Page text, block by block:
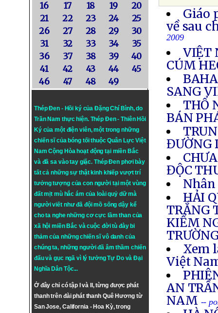
16
17 18 19
20
21
22 23 24
25
26
27 28 29
30
31
32 33 34
35
36
37 38 39
40
41
42 43 44
45
46
47 48 49
Thép Đen - Hồi ký của Đặng Chí Bình, do
Trần Nam thực hiện. Thép Đen- Thiên Hồi
Ký của một điện viên, một trong những
chiến sĩ của bóng tối thuộc Quân Lực Việt
Nam Cộng Hòa hoạt động tại miền Bắc
và đã sa vào tay giặc. Thép Đen phơi bày
tất cả những sự thật kinh khiếp vượt trí
tưởng tượng của con người tại một vùng
đất mịt mù hắc ám của loài quỷ dữ mà
người viết như đã đội mồ sống dậy kể
cho ta nghe những cơ cực lầm than của
xã hội miền Bắc và cuộc đời tù đày bi
thảm của những chiến sĩ vô danh của
chúng ta, những người đã âm thầm chiến
đấu và gục ngã vì lý tưởngTự DovàĐại
Nghĩa Dân Tộc...
Ở đây chỉ có tập I và II, từng được phát
thanh trên đài phát thanh Quê Hương từ
San Jose, California - Hoa Kỳ, trong
Giáo
về sau
2009
VIỆT
CÚM
SANG
THỔ
BÁN
ĐƯỜNG
ĐỘC
Nhân
HẢI
TRẮNG
KIỂM
Xem
Việt
AN
NAM --